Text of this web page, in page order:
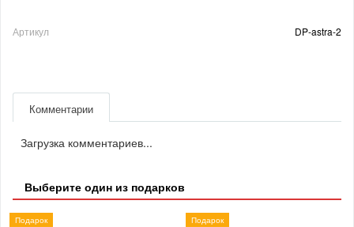
Артикул DP-astra-2
Комментарии
Загрузка комментариев...
Выберите один из подарков
Подарок Подарок